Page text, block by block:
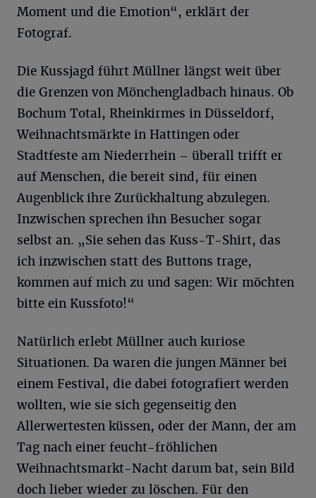
Moment und die Emotion“, erklärt der
Fotograf.
Die Kussjagd führt Müllner längst weit über
die Grenzen von Mönchengladbach hinaus. Ob
Bochum Total, Rheinkirmes in Düsseldorf,
Weihnachtsmärkte in Hattingen oder
Stadtfeste am Niederrhein – überall trifft er
auf Menschen, die bereit sind, für einen
Augenblick ihre Zurückhaltung abzulegen.
Inzwischen sprechen ihn Besucher sogar
selbst an. „Sie sehen das Kuss-T-Shirt, das
ich inzwischen statt des Buttons trage,
kommen auf mich zu und sagen: Wir möchten
bitte ein Kussfoto!“
Natürlich erlebt Müllner auch kuriose
Situationen. Da waren die jungen Männer bei
einem Festival, die dabei fotografiert werden
wollten, wie sie sich gegenseitig den
Allerwertesten küssen, oder der Mann, der am
Tag nach einer feucht-fröhlichen
Weihnachtsmarkt-Nacht darum bat, sein Bild
doch lieber wieder zu löschen. Für den